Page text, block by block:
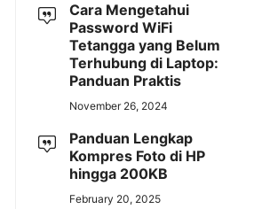
Cara Mengetahui
Password WiFi
Tetangga yang Belum
Terhubung di Laptop:
Panduan Praktis
November 26, 2024
Panduan Lengkap
Kompres Foto di HP
hingga 200KB
February 20, 2025